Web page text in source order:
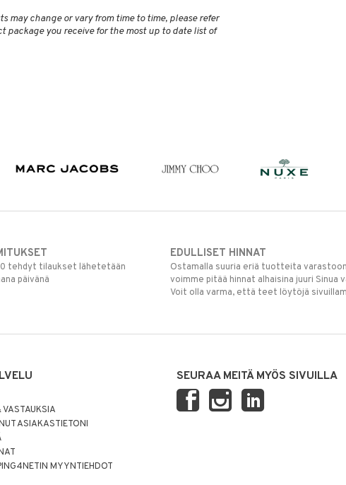
may change or vary from time to time, please refer
you receive for the most up to date list of
tehdyt tilaukset lähetetään
päivänä
EDULLISET HINNAT
Ostamalla suuria eriä tuotteita
voimme pitää hinnat alhaisina juuri Sinua
Voit olla varma, että teet löytöjä
ASIAKASTIETONI
MYYNTIEHDOT
SEURAA MEITÄ MYÖS SIVUILLA